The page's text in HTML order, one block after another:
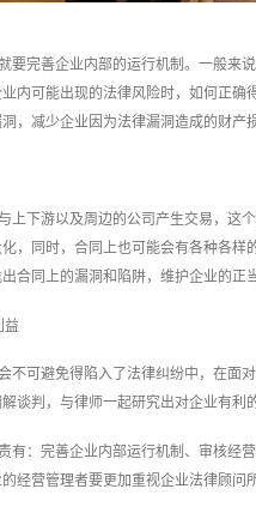
要完善企业内部的运行机制。一般来
内可能出现的法律风险时，如何正
，减少企业因为法律漏洞造成的财产损
上下游以及周边的公司产生交易，这
，同时，合同上也可能会有各种各
合同上的漏洞和陷阱，维护企业的正
益
不可避免得陷入了法律纠纷中，在面
谈判，与律师一起研究出对企业有利
有：完善企业内部运行机制、审核经
经营管理者要更加重视企业法律顾问